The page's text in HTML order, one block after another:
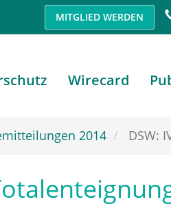
MITGLIED WERDEN
Wirecard
2014 DSW: